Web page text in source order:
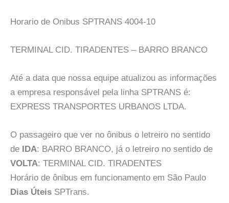
Horario de Onibus SPTRANS 4004-10
TERMINAL CID. TIRADENTES – BARRO BRANCO
Até a data que nossa equipe atualizou as informações
a empresa responsável pela linha SPTRANS é:
EXPRESS TRANSPORTES URBANOS LTDA.
O passageiro que ver no ônibus o letreiro no sentido
de
IDA: BARRO BRANCO, já o letreiro no sentido de
VOLTA: TERMINAL CID. TIRADENTES
Horário de ônibus em funcionamento em São Paulo
Dias Úteis SPTrans.